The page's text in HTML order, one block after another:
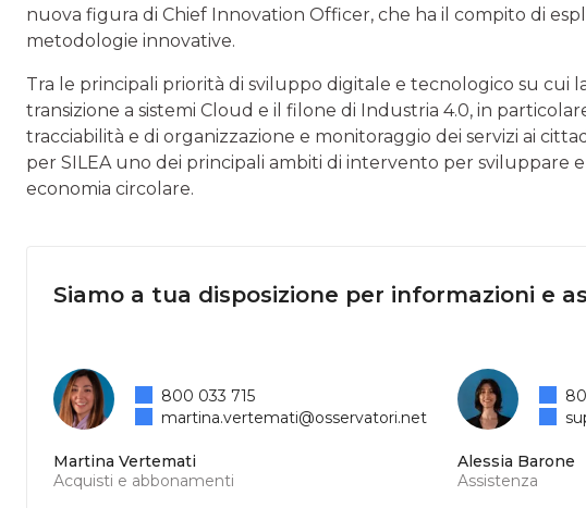
nuova figura di Chief Innovation Officer, che ha il compito di
metodologie innovative.
Tra le principali priorità di sviluppo digitale e tecnologico su cui
transizione a sistemi Cloud e il filone di Industria 4.0, in
tracciabilità e di organizzazione e monitoraggio dei servizi ai
per SILEA uno dei principali ambiti di intervento per sviluppare
economia circolare.
Siamo a tua disposizione per informazioni e
Martina Vertemati
Acquisti e abbonamenti
800 033 715
martina.vertemati@osservatori.net
Alessia Barone
Assistenza